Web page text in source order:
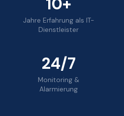
Jahre Erfahrung als IT-
Dienstleister
24/7
Monitoring &
Alarmierung